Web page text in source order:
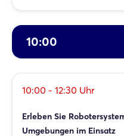
10:00
10:00 - 12:30 Uhr
Erleben Sie
Umgebungen im Einsatz